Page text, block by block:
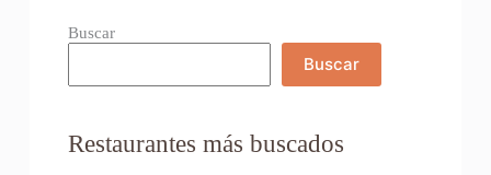
Buscar
Buscar
Restaurantes más buscados